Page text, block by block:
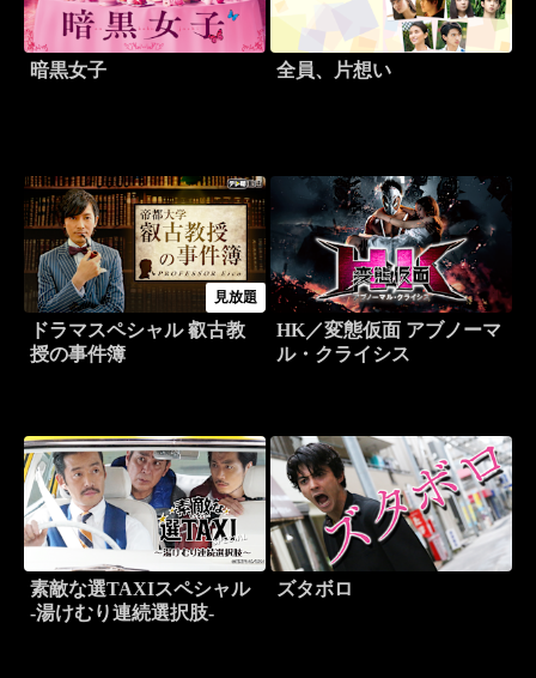
暗黒女子 全員、片想い
見放題
ドラマスペシャル 叡古教
授の事件簿
HK／変態仮面 アブノーマ
ル・クライシス
素敵な選TAXIスペシャル
-湯けむり連続選択肢-
ズタボロ